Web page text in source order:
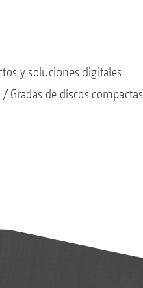
y soluciones digitales
Gradas de discos compactas